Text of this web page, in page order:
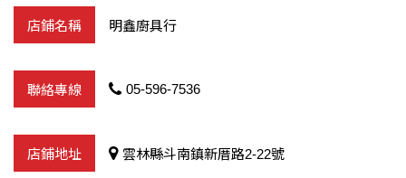
明鑫廚具行
05-596-7536
雲林縣斗南鎮新厝路2-22號